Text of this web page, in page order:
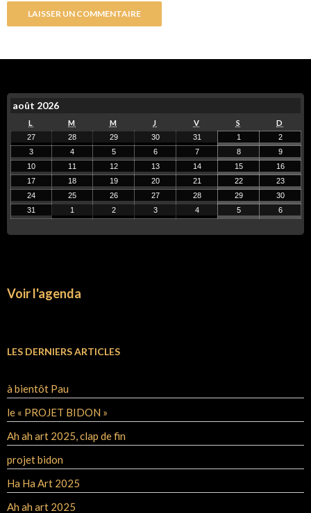
août 2026
L M M J V S D
27 28 29 30 31 1
2
3
4 5 6 7 8
9
10
11 12 13 14 15
16
17
18 19 20 21 22
23
24
25 26 27 28 29
30
31
1 2 3 4 5 6
Voir l'agenda
LES DERNIERS ARTICLES
à bientôt Pau
le « PROJET BIDON »
Ah ah art 2025, clap de fin
projet bidon
Ha Ha Art 2025
Ah ah art 2025